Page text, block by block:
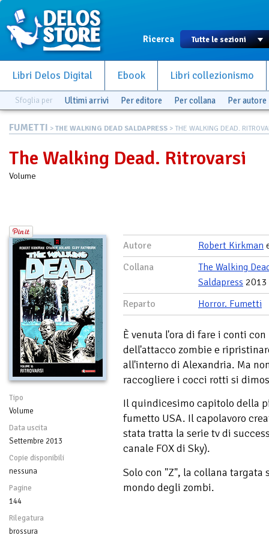
Ricerca
Libri Delos Digital Ebook Libri collezionismo
Sfoglia per Ultimi arrivi Per editore Per collana Per autore
FUMETTI > THE WALKING DEAD SALDAPRESS > THE WALKING DEAD.
The Walking Dead. Ritrovarsi
Volume
Tipo
Volume
Data uscita
Settembre 2013
Copie disponibili
nessuna
Pagine
144
Rilegatura
brossura
Autore Robert Kirkman
Collana
The Walking
Saldapress 2013
Reparto
Horror. Fumetti
È venuta l'ora di fare i conti
dell'attacco zombie e
all'interno di Alexandria. Ma
raccogliere i cocci rotti si
Il quindicesimo capitolo della
fumetto USA. Il capolavoro
stata tratta la serie tv di
canale FOX di Sky).
Solo con "Z", la collana targata
mondo degli zombi.